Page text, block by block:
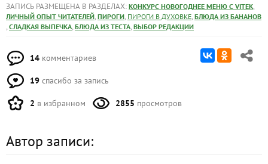
ЗАПИСЬ РАЗМЕЩЕНА В РАЗДЕЛАХ: КОНКУРС НОВОГОДНЕЕ МЕНЮ С VITEK,
ЛИЧНЫЙ ОПЫТ ЧИТАТЕЛЕЙ, ПИРОГИ, ПИРОГИ В ДУХОВКЕ, БЛЮДА ИЗ БАНАНОВ
, СЛАДКАЯ ВЫПЕЧКА, БЛЮДА ИЗ ТЕСТА, ВЫБОР РЕДАКЦИИ
14 комментариев
19 спасибо за запись
2 в избранном 2855 просмотров
Автор записи: